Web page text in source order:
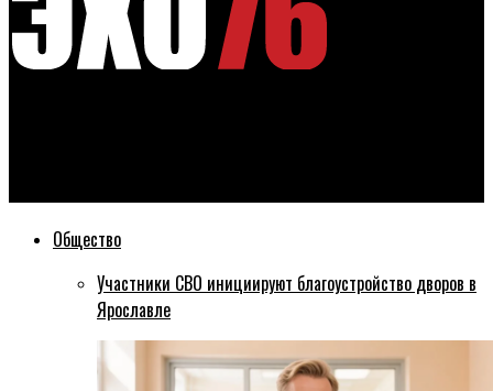
Общество
Участники СВО инициируют благоустройство дворов в
Ярославле